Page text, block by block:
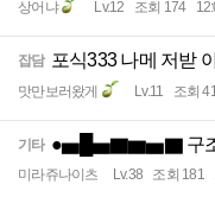
상어냐 Lv.12 조회 174
잡담 포식333 나메 저받
맛만보러왔게 Lv.11 조회
기타 ●▅█▅▇▆▅▇ 구조개
미라쥬나이츠 Lv.38 조회 181